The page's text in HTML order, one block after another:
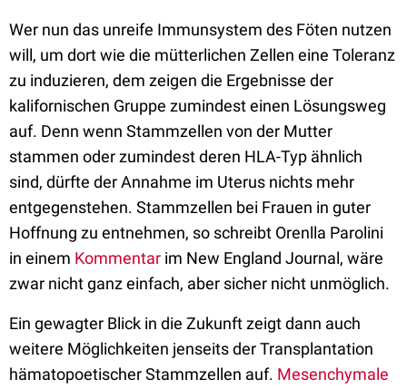
Wer nun das unreife Immunsystem des Föten nutzen
will, um dort wie die mütterlichen Zellen eine Toleranz
zu induzieren, dem zeigen die Ergebnisse der
kalifornischen Gruppe zumindest einen Lösungsweg
auf. Denn wenn Stammzellen von der Mutter
stammen oder zumindest deren HLA-Typ ähnlich
sind, dürfte der Annahme im Uterus nichts mehr
entgegenstehen. Stammzellen bei Frauen in guter
Hoffnung zu entnehmen, so schreibt Orenlla Parolini
in einem Kommentar im New England Journal, wäre
zwar nicht ganz einfach, aber sicher nicht unmöglich.
Ein gewagter Blick in die Zukunft zeigt dann auch
weitere Möglichkeiten jenseits der Transplantation
hämatopoetischer Stammzellen auf. Mesenchymale